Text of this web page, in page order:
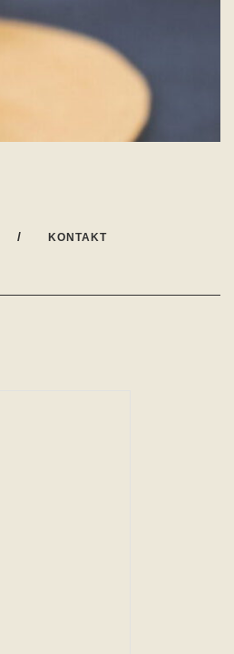
KONTAKT